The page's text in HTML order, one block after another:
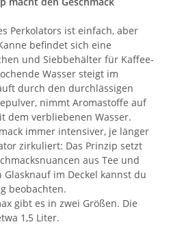
Perkolators ist einfach, aber
befindet sich eine
und Siebbehälter für Kaffee-
Wasser steigt im
durch den durchlässigen
nimmt Aromastoffe auf
dem verbliebenen Wasser.
immer intensiver, je länger
zirkuliert: Das Prinzip setzt
aus Tee und
im Deckel kannst du
beobachten.
gibt es in zwei Größen. Die
1,5 Liter.